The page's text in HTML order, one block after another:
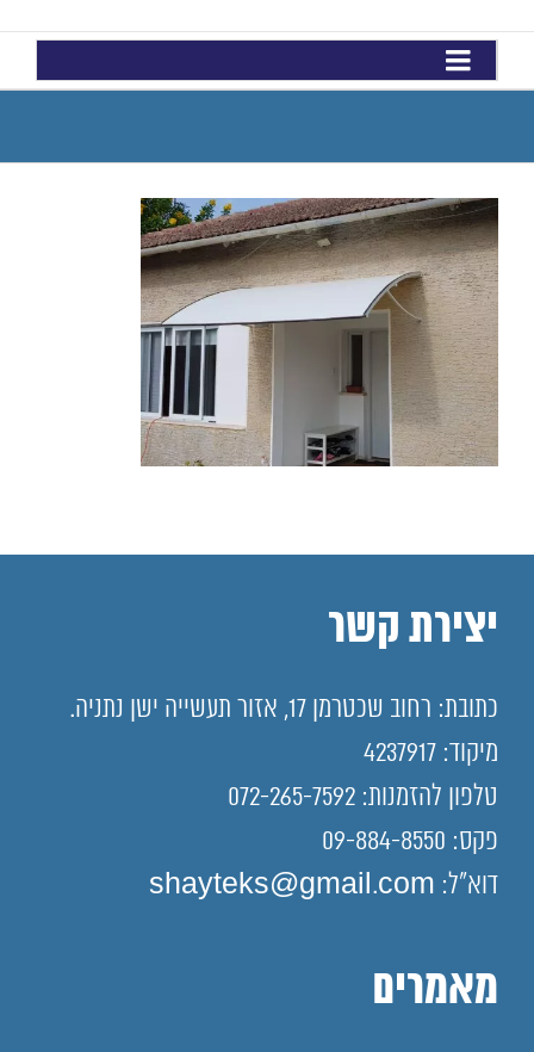
יצירת קשר
כתובת: רחוב שכטרמן 17, אזור תעשייה ישן נתניה.
מיקוד: 4237917
טלפון להזמנות: 072-265-7592
פקס: 09-884-8550
דוא"ל: shayteks@gmail.com
מאמרים